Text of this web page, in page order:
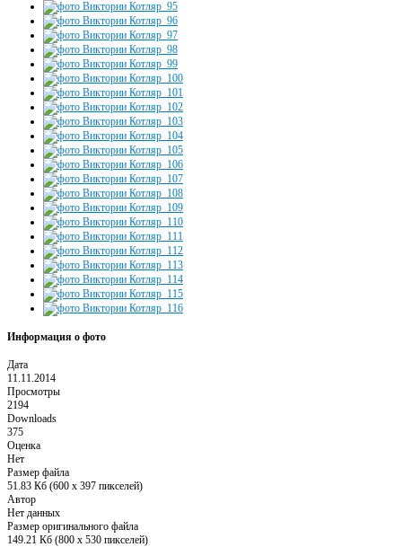
Информация о фото
Дата
11.11.2014
Просмотры
2194
Downloads
375
Оценка
Нет
Размер файла
51.83 Кб (600 x 397 пикселей)
Автор
Нет данных
Размер оригинального файла
149.21 Кб (800 x 530 пикселей)